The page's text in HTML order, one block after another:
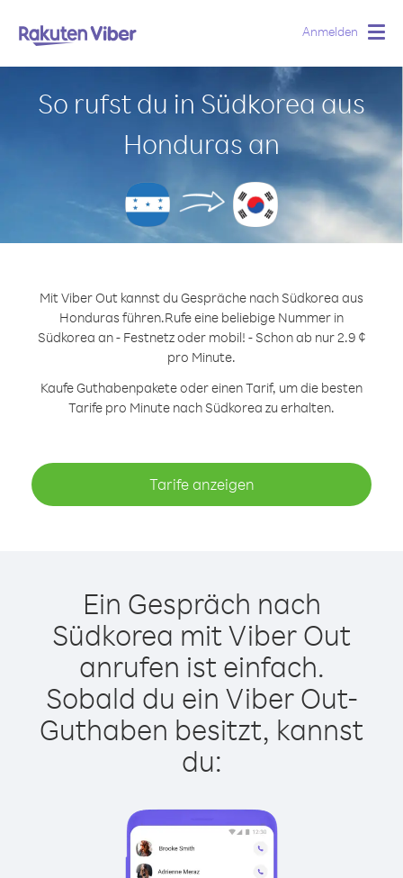
Anmelden
So rufst du in Südkorea aus
Honduras an
Mit Viber Out kannst du Gespräche nach Südkorea aus
Honduras führen.Rufe eine beliebige Nummer in
Südkorea an - Festnetz oder mobil! - Schon ab nur 2.9 ¢
pro Minute.
Kaufe Guthabenpakete oder einen Tarif, um die besten
Tarife pro Minute nach Südkorea zu erhalten.
Tarife anzeigen
Ein Gespräch nach
Südkorea mit Viber Out
anrufen ist einfach.
Sobald du ein Viber Out-
Guthaben besitzt, kannst
du: